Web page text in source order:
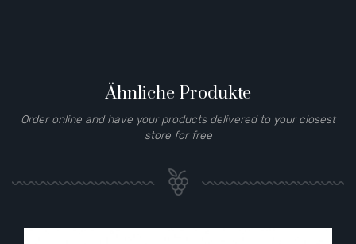
Ähnliche Produkte
Order online and have your products delivered to your closest
store for free